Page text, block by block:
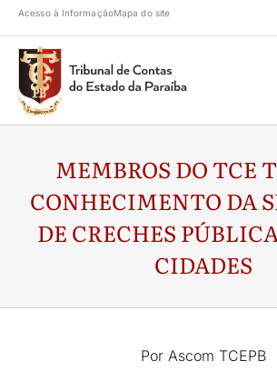
Acesso à InformaçãoMapa do site
MEMBROS DO TCE
CONHECIMENTO DA
DE CRECHES
CIDADES
Por Ascom TCEPB